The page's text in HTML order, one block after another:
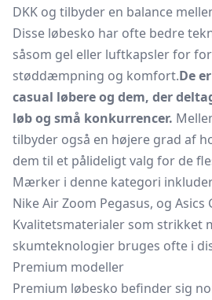
DKK og tilbyder en balance
Disse løbesko har ofte bedre
såsom gel eller luftkapsler for
støddæmpning og komfort.De
casual løbere og dem, der
løb og små konkurrencer.
tilbyder også en højere grad af
dem til et pålideligt valg for de
Mærker i denne kategori
Nike Air Zoom Pegasus, og Asics
Kvalitetsmaterialer som strikket
skumteknologier bruges ofte i
Premium modeller
Premium løbesko befinder sig